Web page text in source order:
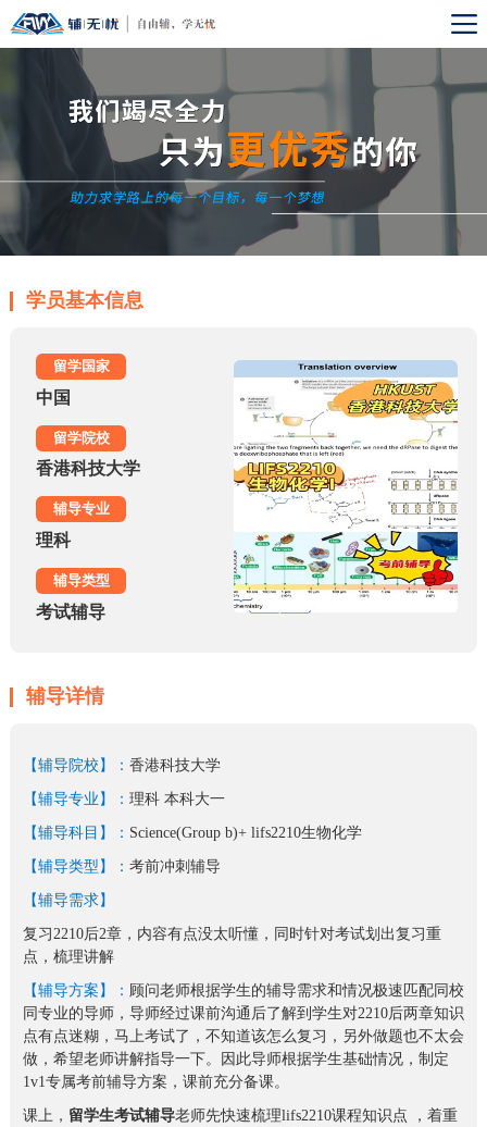
学员基本信息
留学国家
中国
留学院校
香港科技大学
辅导专业
理科
辅导类型
考试辅导
辅导详情
【辅导院校】： 香港科技大学
【辅导专业】： 理科 本科大一
【辅导科目】： Science(Group b)+ lifs2210生物化学
【辅导类型】： 考前冲刺辅导
【辅导需求】
复习2210后2章，内容有点没太听懂，同时针对考试划出复习重
点，梳理讲解
【辅导方案】： 顾问老师根据学生的辅导需求和情况极速匹配同校
同专业的导师，导师经过课前沟通后了解到学生对2210后两章知识
点有点迷糊，马上考试了，不知道该怎么复习，另外做题也不太会
做，希望老师讲解指导一下。因此导师根据学生基础情况，制定
1v1专属考前辅导方案，课前充分备课。
课上， 留学生考试辅导老师先快速梳理lifs2210课程知识点 ，着重